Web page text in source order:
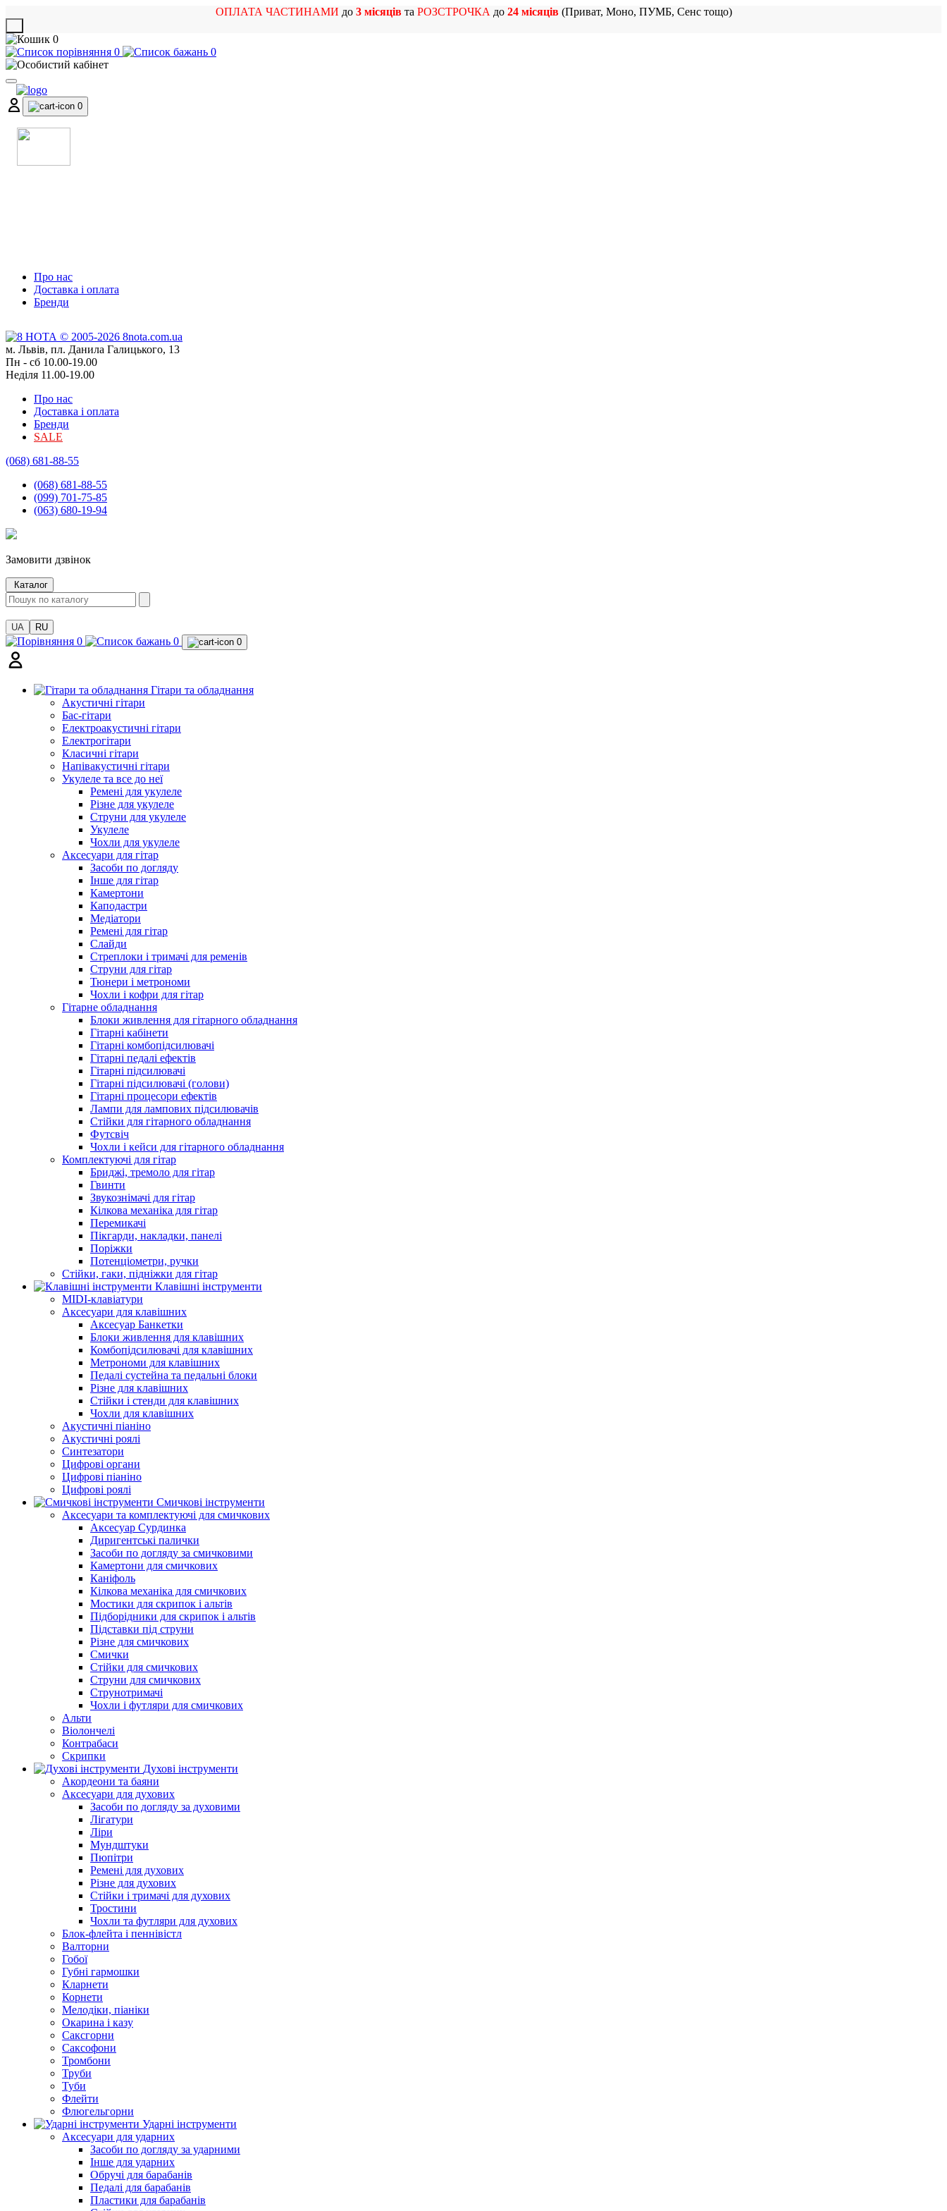
ОПЛАТА ЧАСТИНАМИ до 3 місяцівта РОЗСТРОЧКА до 24 місяців(Приват, Моно, ПУМБ, Сенс тощо)
0
0
0
0
Про нас
Доставка і оплата
Бренди
м. Львів, пл. Данила Галицького, 13
Пн - сб 10.00-19.00
Неділя 11.00-19.00
Про нас
Доставка і оплата
Бренди
SALE
(068) 681-88-55
(068) 681-88-55
(099) 701-75-85
(063) 680-19-94
Замовити дзвінок
Каталог
UA RU
0 0 0
Гітари та обладнання
Акустичні гітари
Бас-гітари
Електроакустичні гітари
Електрогітари
Класичні гітари
Напівакустичні гітари
Укулеле та все до неї
Ремені для укулеле
Різне для укулеле
Струни для укулеле
Укулеле
Чохли для укулеле
Аксесуари для гітар
Засоби по догляду
Інше для гітар
Камертони
Каподастри
Медіатори
Ремені для гітар
Слайди
Стреплоки і тримачі для ременів
Струни для гітар
Тюнери і метрономи
Чохли і кофри для гітар
Гітарне обладнання
Блоки живлення для гітарного обладнання
Гітарні кабінети
Гітарні комбопідсилювачі
Гітарні педалі ефектів
Гітарні підсилювачі
Гітарні підсилювачі (голови)
Гітарні процесори ефектів
Лампи для лампових підсилювачів
Стійки для гітарного обладнання
Футсвіч
Чохли і кейси для гітарного обладнання
Комплектуючі для гітар
Бриджі, тремоло для гітар
Гвинти
Звукознімачі для гітар
Кілкова механіка для гітар
Перемикачі
Пікгарди, накладки, панелі
Поріжки
Потенціометри, ручки
Стійки, гаки, підніжки для гітар
Клавішні інструменти
MIDI-клавіатури
Аксесуари для клавішних
Аксесуар Банкетки
Блоки живлення для клавішних
Комбопідсилювачі для клавішних
Метрономи для клавішних
Педалі сустейна та педальні блоки
Різне для клавішних
Стійки і стенди для клавішних
Чохли для клавішних
Акустичні піаніно
Акустичні роялі
Синтезатори
Цифрові органи
Цифрові піаніно
Цифрові роялі
Смичкові інструменти
Аксесуари та комплектуючі для смичкових
Аксесуар Сурдинка
Диригентські палички
Засоби по догляду за смичковими
Камертони для смичкових
Каніфоль
Кілкова механіка для смичкових
Мостики для скрипок і альтів
Підборiдники для скрипок і альтів
Підставки під струни
Різне для смичкових
Смички
Стійки для смичкових
Струни для смичкових
Струнотримачі
Чохли і футляри для смичкових
Альти
Віолончелі
Контрабаси
Скрипки
Духові інструменти
Акордеони та баяни
Аксесуари для духових
Засоби по догляду за духовими
Лігатури
Ліри
Мундштуки
Пюпітри
Ремені для духових
Різне для духових
Стійки і тримачі для духових
Тростини
Чохли та футляри для духових
Блок-флейта і пеннівістл
Валторни
Гобої
Губні гармошки
Кларнети
Корнети
Мелодіки, піаніки
Окарина і казу
Саксгорни
Саксофони
Тромбони
Труби
Туби
Флейти
Флюгельгорни
Ударні інструменти
Аксесуари для ударних
Засоби по догляду за ударними
Інше для ударних
Обручі для барабанів
Педалі для барабанів
Пластики для барабанів